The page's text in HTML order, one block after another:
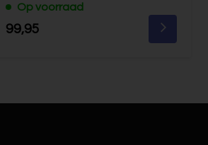
Op voorraad
99,95